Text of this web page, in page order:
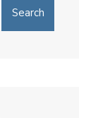
Search